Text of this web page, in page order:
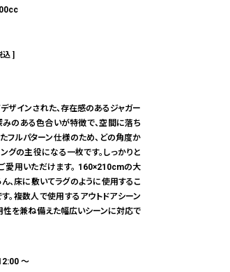
込
ザインされた、存在感のあるジャガー
みのある色合いが特徴で、空間に落ち
フルパターン仕様のため、どの角度か
グの主役になる一枚です。しっかりと
愛用いただけます。 160×210cmの大
、床に敷いてラグのように使用するこ
。複数人で使用するアウトドアシーン
性を兼ね備えた幅広いシーンに対応で
〜